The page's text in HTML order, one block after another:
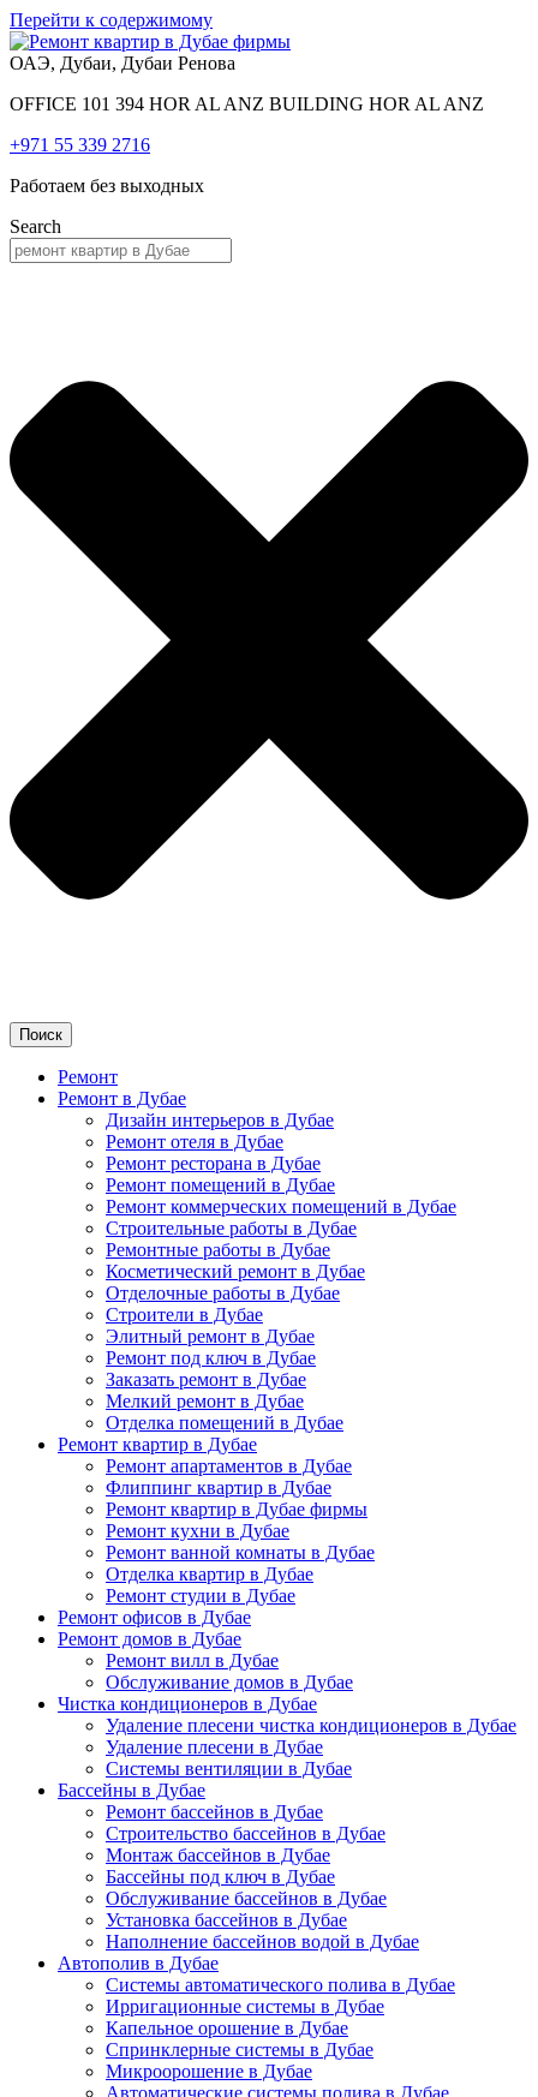
Перейти к содержимому
ОАЭ, Дубаи, Дубаи Ренова
OFFICE 101 394 HOR AL ANZ BUILDING HOR AL ANZ
+971 55 339 2716
Работаем без выходных
Search
Поиск
Ремонт
Ремонт в Дубае
Дизайн интерьеров в Дубае
Ремонт отеля в Дубае
Ремонт ресторана в Дубае
Ремонт помещений в Дубае
Ремонт коммерческих помещений в Дубае
Строительные работы в Дубае
Ремонтные работы в Дубае
Косметический ремонт в Дубае
Отделочные работы в Дубае
Строители в Дубае
Элитный ремонт в Дубае
Ремонт под ключ в Дубае
Заказать ремонт в Дубае
Мелкий ремонт в Дубае
Отделка помещений в Дубае
Ремонт квартир в Дубае
Ремонт апартаментов в Дубае
Флиппинг квартир в Дубае
Ремонт квартир в Дубае фирмы
Ремонт кухни в Дубае
Ремонт ванной комнаты в Дубае
Отделка квартир в Дубае
Ремонт студии в Дубае
Ремонт офисов в Дубае
Ремонт домов в Дубае
Ремонт вилл в Дубае
Обслуживание домов в Дубае
Чистка кондиционеров в Дубае
Удаление плесени чистка кондиционеров в Дубае
Удаление плесени в Дубае
Системы вентиляции в Дубае
Бассейны в Дубае
Ремонт бассейнов в Дубае
Строительство бассейнов в Дубае
Монтаж бассейнов в Дубае
Бассейны под ключ в Дубае
Обслуживание бассейнов в Дубае
Установка бассейнов в Дубае
Наполнение бассейнов водой в Дубае
Автополив в Дубае
Системы автоматического полива в Дубае
Ирригационные системы в Дубае
Капельное орошение в Дубае
Спринклерные системы в Дубае
Микроорошение в Дубае